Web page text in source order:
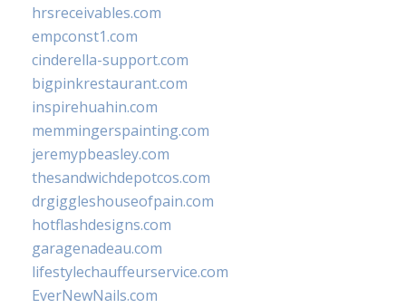
hrsreceivables.com
empconst1.com
cinderella-support.com
bigpinkrestaurant.com
inspirehuahin.com
memmingerspainting.com
jeremypbeasley.com
thesandwichdepotcos.com
drgiggleshouseofpain.com
hotflashdesigns.com
garagenadeau.com
lifestylechauffeurservice.com
EverNewNails.com